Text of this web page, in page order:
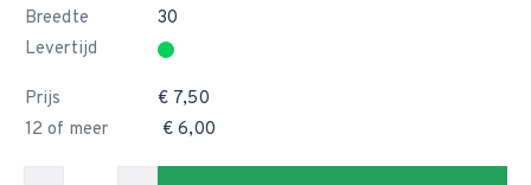
Breedte
30
Levertijd
Prijs
€ 7,50
12 of meer
€ 6,00